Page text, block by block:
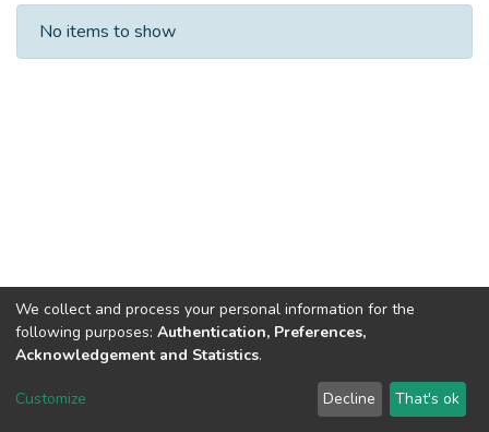
Recent Submissions
No items to show
DSpace software copyright © 2002-2026 LYRASIS
Send Feedback
We collect and process your personal information for the
following purposes: Authentication, Preferences,
Acknowledgement and Statistics.
Customize Decline That's ok